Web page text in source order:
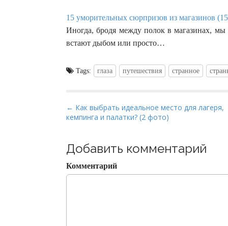
15 уморительных сюрпризов из магазинов
Иногда, бродя между полок в магазинах, мы
встают дыбом или просто…
Tags: глаза путешествия странное
P
o
t
n
a
← Как выбрать идеальное место для лагеря,
кемпинга и палатки? (2 фото)
Добавить комментарий
Комментарий